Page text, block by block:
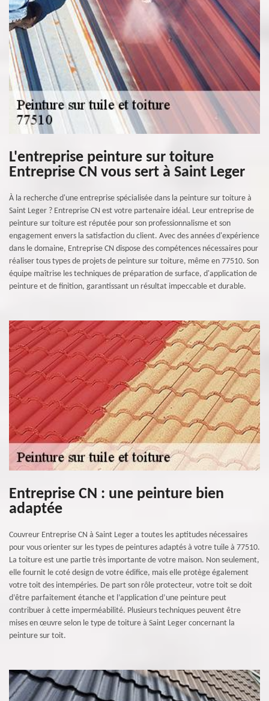
L'entreprise peinture sur toiture
Entreprise CN vous sert à Saint Leger
À la recherche d'une entreprise spécialisée dans la peinture sur toiture à
Saint Leger ? Entreprise CN est votre partenaire idéal. Leur entreprise de
peinture sur toiture est réputée pour son professionnalisme et son
engagement envers la satisfaction du client. Avec des années d'expérience
dans le domaine, Entreprise CN dispose des compétences nécessaires pour
réaliser tous types de projets de peinture sur toiture, même en 77510. Son
équipe maîtrise les techniques de préparation de surface, d'application de
peinture et de finition, garantissant un résultat impeccable et durable.
Entreprise CN : une peinture bien
adaptée
Couvreur Entreprise CN à Saint Leger a toutes les aptitudes nécessaires
pour vous orienter sur les types de peintures adaptés à votre tuile à 77510.
La toiture est une partie très importante de votre maison. Non seulement,
elle fournit le coté design de votre édifice, mais elle protège également
votre toit des intempéries. De part son rôle protecteur, votre toit se doit
d’être parfaitement étanche et l’application d’une peinture peut
contribuer à cette imperméabilité. Plusieurs techniques peuvent être
mises en œuvre selon le type de toiture à Saint Leger concernant la
peinture sur toit.